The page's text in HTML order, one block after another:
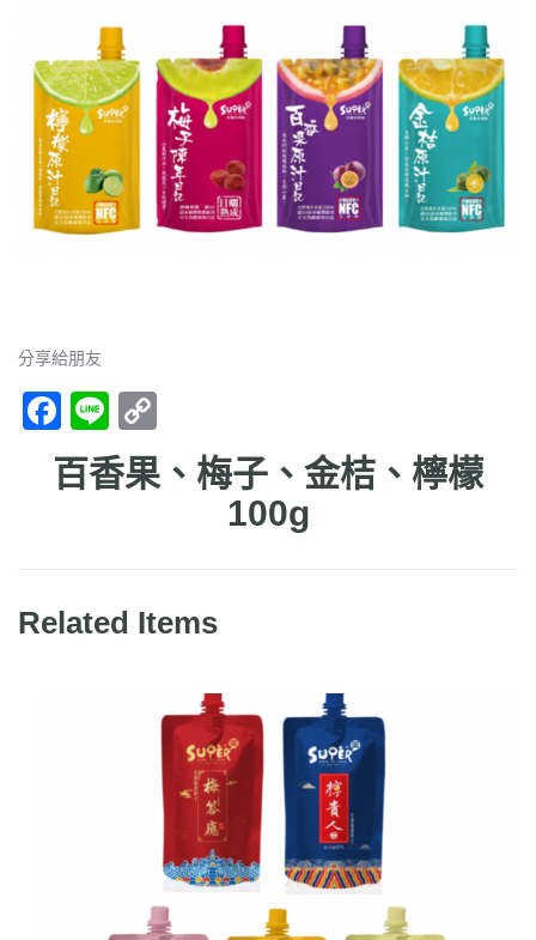
分享給朋友
F
ac
e
o
k
Li
n
e p
k
百香果、梅子、金桔、檸檬
100g
Related Items